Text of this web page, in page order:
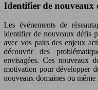
Identifier de nouveaux
Les événements de
identifier de nouveaux défis
avec vos pairs des enjeux
découvrir des
envisagées. Ces nouveaux
motivation pour développer
nouveaux domaines ou